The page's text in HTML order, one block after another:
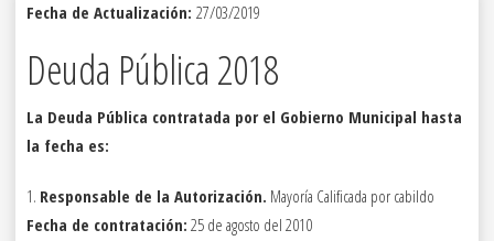
Fecha de Actualización: 27/03/2019
Deuda Pública 2018
La Deuda Pública contratada por el Gobierno Municipal hasta
la fecha es:
1. Responsable de la Autorización. Mayoría Calificada por cabildo
Fecha de contratación: 25 de agosto del 2010